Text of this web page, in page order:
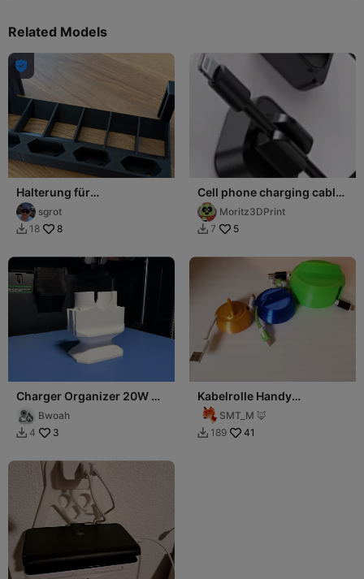
Related Models

Halterung für
Kabelorganizer und
Ladestecker
sgrot
 18 8
Cell phone charging cable
holder/Handy
Ladekabelhalterung
Moritz3DPrint
 7 5
Charger Organizer 20W EU
lightning cable
Bwoah
 4 3
Kabelrolle Handy
Ladekabel / cable spool
SMT_M 🦊
 189 41